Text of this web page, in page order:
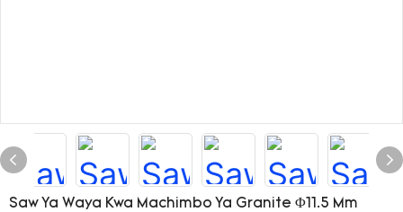
Saw Ya Waya Kwa Machimbo Ya Granite Φ11.5 Mm